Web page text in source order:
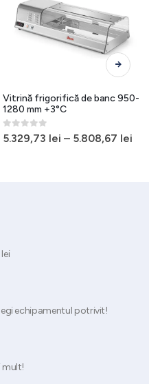
Acest produs are mai multe variații. Opțiunile pot fi alese în pagina produsului.
Vitrină frigorifică de banc 950-
1280 mm +3°C
0out of 5
5.329,73 lei – 5.808,67 lei
echipamentul potrivit!
mult!